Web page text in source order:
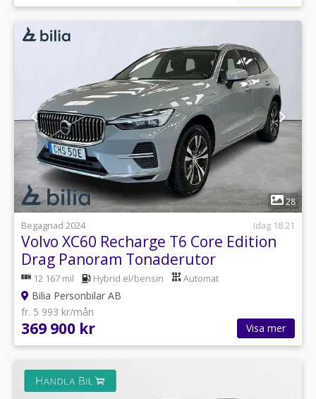
1
28
Begagnad 2024
Idag 18:21
Volvo XC60 Recharge T6 Core Edition
Drag Panoram Tonaderutor
12 167 mil Hybrid el/bensin Automat
Bilia Personbilar AB
fr. 5 993 kr/mån
369 900 kr Visa mer